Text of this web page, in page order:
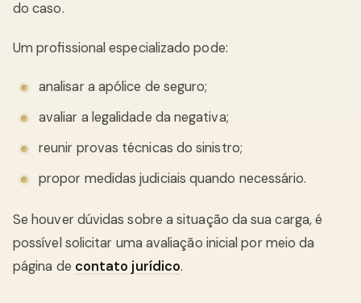
do caso.
Um profissional especializado pode:
analisar a apólice de seguro;
avaliar a legalidade da negativa;
reunir provas técnicas do sinistro;
propor medidas judiciais quando necessário.
Se houver dúvidas sobre a situação da sua carga, é
possível solicitar uma avaliação inicial por meio da
página de contato jurídico.